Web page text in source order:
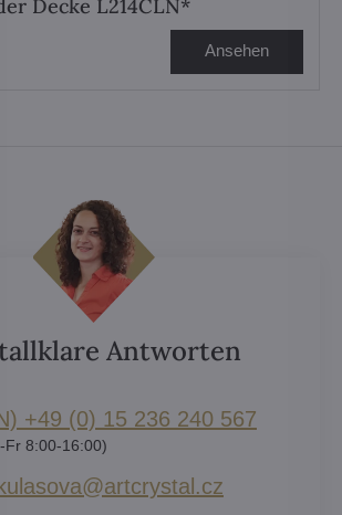
Decke L214CLN*
Ansehen
Antworten
+49 (0) 15 236 240 567
Fr 8:00-16:00)